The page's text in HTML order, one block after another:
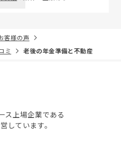
客様の声
ミ
老後の年金準備と不動産
ス上場企業である
ています。